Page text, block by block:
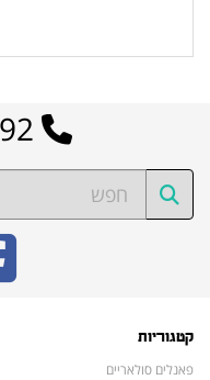
קטגוריות
פאנלים סולאריים